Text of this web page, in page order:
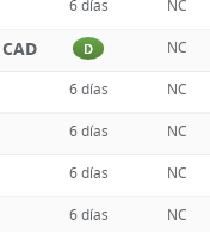
6 días NC
CAD D NC
6 días NC
6 días NC
6 días NC
6 días NC